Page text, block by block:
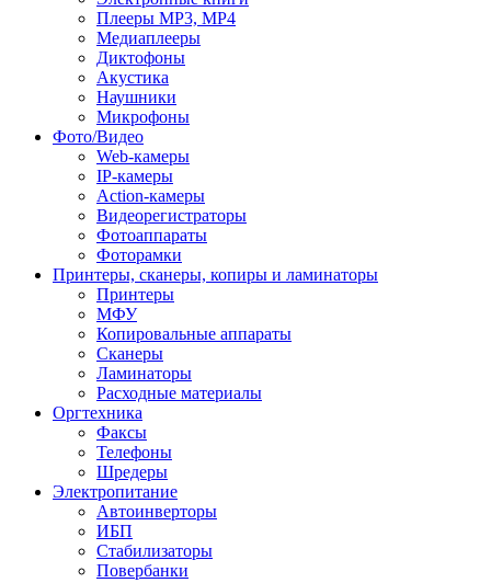
Плееры MP3, MP4
Медиаплееры
Диктофоны
Акустика
Наушники
Микрофоны
Фото/Видео
Web-камеры
IP-камеры
Action-камеры
Видеорегистраторы
Фотоаппараты
Фоторамки
Принтеры, сканеры, копиры и ламинаторы
Принтеры
МФУ
Копировальные аппараты
Сканеры
Ламинаторы
Расходные материалы
Оргтехника
Факсы
Телефоны
Шредеры
Электропитание
Автоинверторы
ИБП
Стабилизаторы
Повербанки